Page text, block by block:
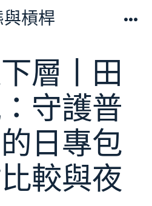
槓桿
層丨田
守護普
日專包
較與夜